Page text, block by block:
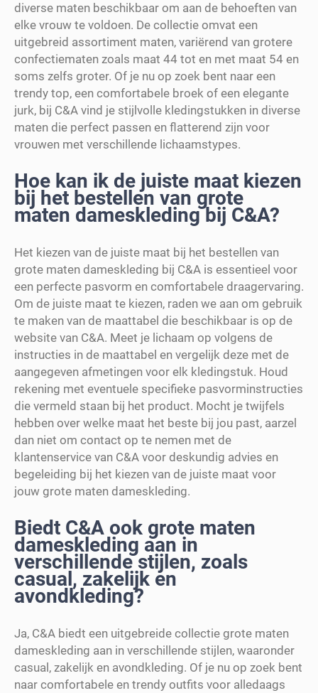
diverse maten beschikbaar om aan de behoeften van
elke vrouw te voldoen. De collectie omvat een
uitgebreid assortiment maten, variërend van grotere
confectiematen zoals maat 44 tot en met maat 54 en
soms zelfs groter. Of je nu op zoek bent naar een
trendy top, een comfortabele broek of een elegante
jurk, bij C&A vind je stijlvolle kledingstukken in diverse
maten die perfect passen en flatterend zijn voor
vrouwen met verschillende lichaamstypes.
Hoe kan ik de juiste maat kiezen
bij het bestellen van grote
maten dameskleding bij C&A?
Het kiezen van de juiste maat bij het bestellen van
grote maten dameskleding bij C&A is essentieel voor
een perfecte pasvorm en comfortabele draagervaring.
Om de juiste maat te kiezen, raden we aan om gebruik
te maken van de maattabel die beschikbaar is op de
website van C&A. Meet je lichaam op volgens de
instructies in de maattabel en vergelijk deze met de
aangegeven afmetingen voor elk kledingstuk. Houd
rekening met eventuele specifieke pasvorminstructies
die vermeld staan bij het product. Mocht je twijfels
hebben over welke maat het beste bij jou past, aarzel
dan niet om contact op te nemen met de
klantenservice van C&A voor deskundig advies en
begeleiding bij het kiezen van de juiste maat voor
jouw grote maten dameskleding.
Biedt C&A ook grote maten
dameskleding aan in
verschillende stijlen, zoals
casual, zakelijk en
avondkleding?
Ja, C&A biedt een uitgebreide collectie grote maten
dameskleding aan in verschillende stijlen, waaronder
casual, zakelijk en avondkleding. Of je nu op zoek bent
naar comfortabele en trendy outfits voor alledaags